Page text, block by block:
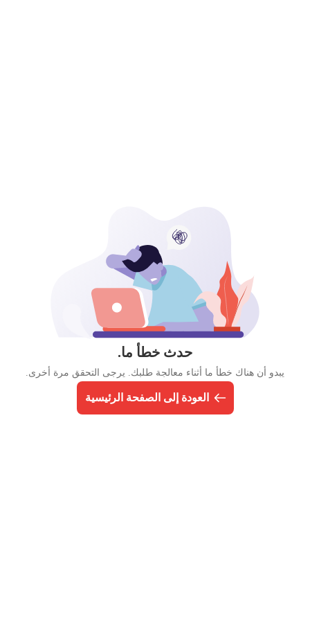
حدث خطأ ما.
يبدو أن هناك خطأ ما أثناء معالجة طلبك. يرجى التحقق مرة أخرى.
العودة إلى الصفحة الرئيسية